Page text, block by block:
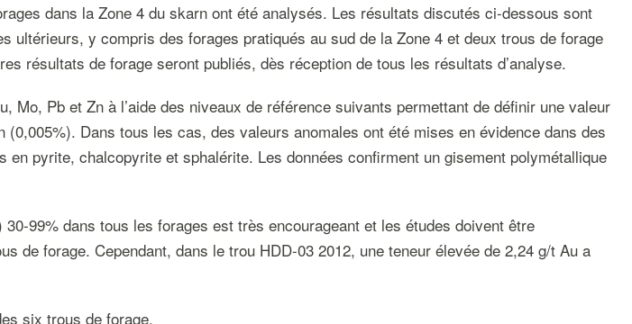
dans la Zone 4 du skarn ont été analysés. Les résultats discutés ci-dessous sont
ultérieurs, y compris des forages pratiqués au sud de la Zone 4 et deux trous de forage
résultats de forage seront publiés, dès réception de tous les résultats d’analyse.
Pb et Zn à l’aide des niveaux de référence suivants permettant de définir une valeur
Dans tous les cas, des valeurs anomales ont été mises en évidence dans des
pyrite, chalcopyrite et sphalérite. Les données confirment un gisement polymétallique
99% dans tous les forages est très encourageant et les études doivent être
de forage. Cependant, dans le trou HDD-03 2012, une teneur élevée de 2,24 g/t Au a
six trous de forage.